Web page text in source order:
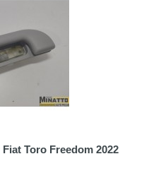
Toro Freedom 2022